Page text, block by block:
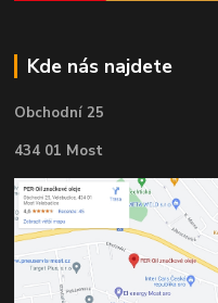
Kde nás najdete
Obchodní 25
434 01 Most